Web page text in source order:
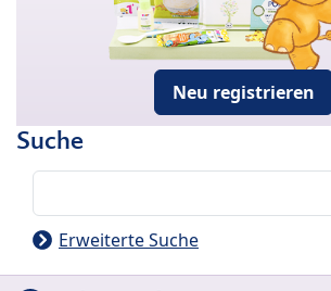
Neu registrieren
Suche
Erweiterte Suche